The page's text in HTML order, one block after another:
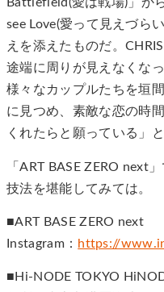
Battlefield(愛は戦場)」か
see Love(愛って見えづら
えを添えたものだ。
途端に周りが見えなくな
様々なカップルたちを垣
に見つめ、素敵な恋の時
くれたらと願っている」
「ART BASE ZERO next
技法を堪能してみては。
■ART BASE ZERO next
Instagram： https://
■Hi-NODE TOKYO